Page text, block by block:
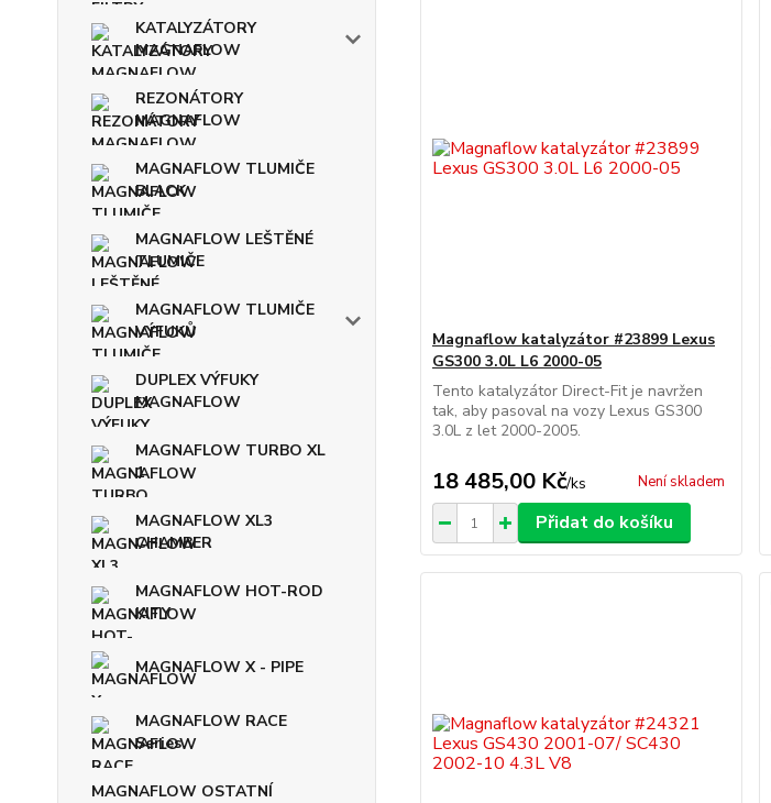
KATALYZÁTORY
MAGNAFLOW
REZONÁTORY
MAGNAFLOW
MAGNAFLOW TLUMIČE
BLACK
MAGNAFLOW LEŠTĚNÉ
TLUMIČE
MAGNAFLOW TLUMIČE
VÝFUKŮ
DUPLEX VÝFUKY
MAGNAFLOW
MAGNAFLOW TURBO XL
1
MAGNAFLOW XL3
CHAMBER
MAGNAFLOW HOT-ROD
KITY
MAGNAFLOW X - PIPE
MAGNAFLOW RACE
Series
MAGNAFLOW OSTATNÍ
Magnaflow katalyzátor #23899 Lexus
GS300 3.0L L6 2000-05
Tento katalyzátor Direct-Fit je navržen
tak, aby pasoval na vozy Lexus GS300
3.0L z let 2000-2005.
18 485,00 Kč/ks Není skladem
Přidat do košíku